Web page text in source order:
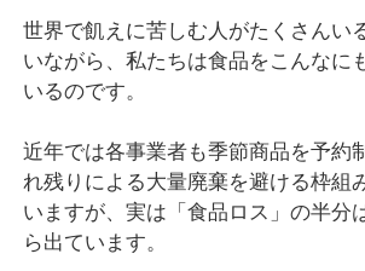
世界で飢えに苦しむ人がたくさんい
いながら、私たちは食品をこんなに
いるのです。
近年では各事業者も季節商品を予約
れ残りによる大量廃棄を避ける枠組
いますが、実は「食品ロス」の半分
ら出ています。